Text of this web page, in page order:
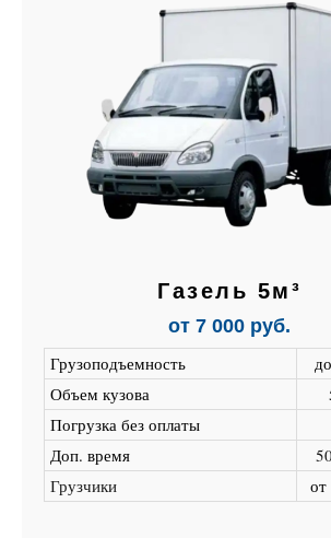
Газель 5м³
от 7 000 руб.
Грузоподъемность
Объем кузова
Погрузка без оплаты
Доп. время
Грузчики
от